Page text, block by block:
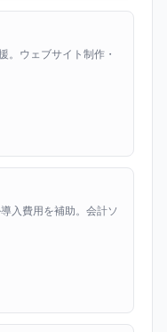
。ウェブサイト制作・
入費用を補助。会計ソ